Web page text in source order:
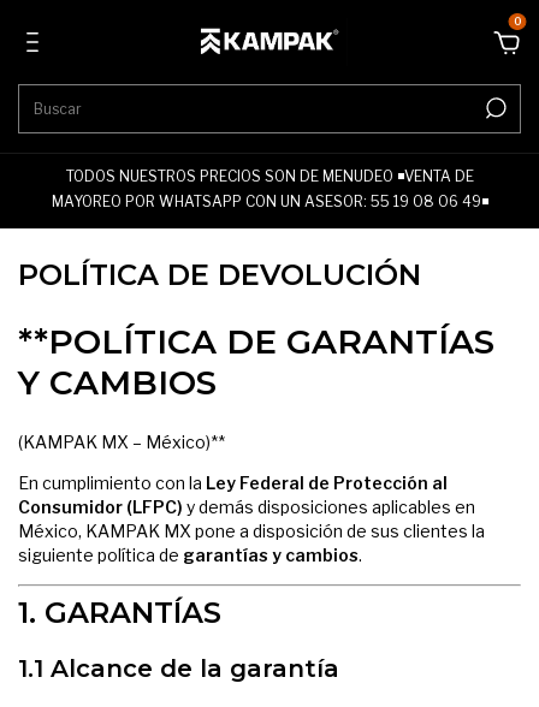
0
TODOS NUESTROS PRECIOS SON DE MENUDEO ◾VENTA DE
MAYOREO POR WHATSAPP CON UN ASESOR: 55 19 08 06 49◾
POLÍTICA DE DEVOLUCIÓN
**POLÍTICA DE GARANTÍAS
Y CAMBIOS
(KAMPAK MX – México)**
En cumplimiento con la Ley Federal de Protección al
Consumidor (LFPC) y demás disposiciones aplicables en
México, KAMPAK MX pone a disposición de sus clientes la
siguiente política de garantías y cambios.
1. GARANTÍAS
1.1 Alcance de la garantía